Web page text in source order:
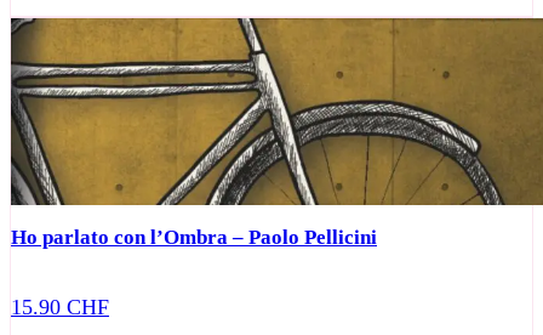
Ho parlato con l’Ombra – Paolo Pellicini
15.90 CHF